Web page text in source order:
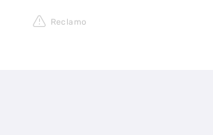
Reclamo